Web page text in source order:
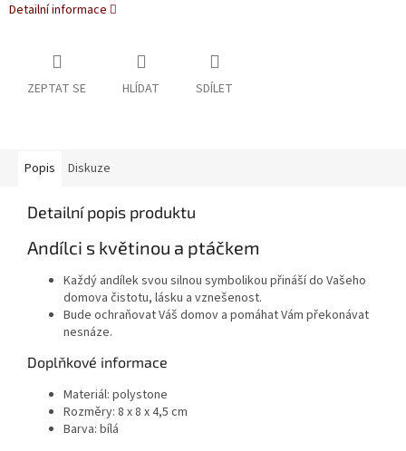
Detailní informace
ZEPTAT SE HLÍDAT SDÍLET
Popis Diskuze
Detailní popis produktu
Andílci s květinou a ptáčkem
Každý andílek svou silnou symbolikou přináší do Vašeho
domova čistotu, lásku a vznešenost.
Bude ochraňovat Váš domov a pomáhat Vám překonávat
nesnáze.
Doplňkové informace
Materiál: polystone
Rozměry: 8 x 8 x 4,5 cm
Barva: bílá